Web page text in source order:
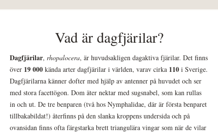
Vad är dagfjärilar?
Dagfjärilar, rhopalocera, är huvudsakligen dagaktiva fjärilar. Det finns
över 19 000 kända arter dagfjärilar i världen, varav cirka 110 i Sverige.
Dagfjärilarna känner dofter med hjälp av antenner på huvudet och ser
med stora facettögon. Dom äter nektar med sugsnabel, som kan rullas
in och ut. De tre benparen (två hos Nymphalidae, där är första benparet
tillbakabildat!) återfinns på den slanka kroppens undersida och på
ovansidan finns ofta färgstarka brett triangulära vingar som när de vilar